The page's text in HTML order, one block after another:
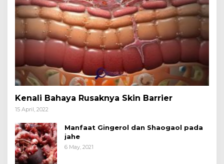
Kenali Bahaya Rusaknya Skin Barrier
15 April, 2022
Manfaat Gingerol dan Shaogaol pada
jahe
6 May, 2021